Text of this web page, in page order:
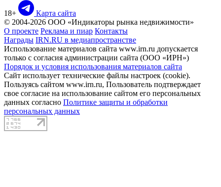
18+
Карта сайта
© 2004-2026 ООО «Индикаторы рынка недвижимости»
О проекте Реклама и пиар Контакты
Награды IRN.RU в медиапространстве
Использование материалов сайта www.irn.ru допускается
только с согласия администрации сайта (ООО «ИРН»)
Порядок и условия использования материалов сайта
Сайт использует технические файлы настроек (cookie).
Пользуясь сайтом www.irn.ru, Пользователь подтверждает
свое согласие на использование сайтом его персональных
данных согласно Политике защиты и обработки
персональных данных